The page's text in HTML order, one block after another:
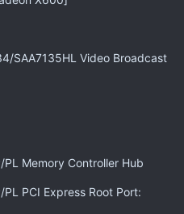
SAA7135HL Video Broadcast
Memory Controller Hub
PCI Express Root Port: